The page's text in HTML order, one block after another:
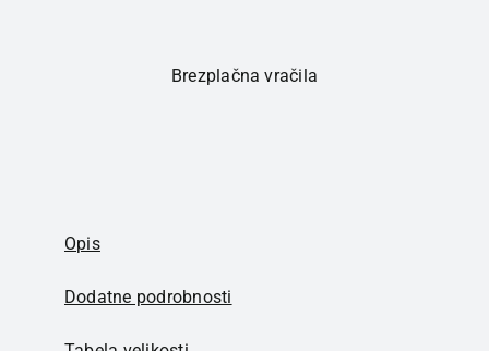
Brezplačna vračila
Opis
Dodatne podrobnosti